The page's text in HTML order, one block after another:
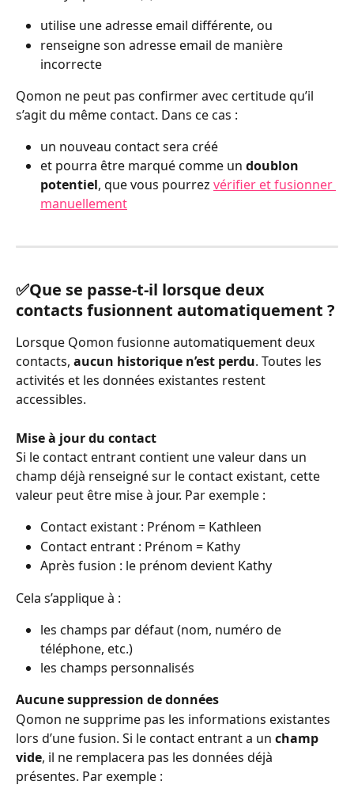
utilise une adresse email différente, ou
renseigne son adresse email de manière
incorrecte
Qomon ne peut pas confirmer avec certitude qu’il
s’agit du même contact. Dans ce cas :
un nouveau contact sera créé
et pourra être marqué comme un doublon
potentiel, que vous pourrez vérifier et fusionner
manuellement
✅Que se passe-t-il lorsque deux
contacts fusionnent automatiquement ?
Lorsque Qomon fusionne automatiquement deux
contacts, aucun historique n’est perdu. Toutes les
activités et les données existantes restent
accessibles.
Mise à jour du contact
Si le contact entrant contient une valeur dans un
champ déjà renseigné sur le contact existant, cette
valeur peut être mise à jour. Par exemple :
Contact existant : Prénom = Kathleen
Contact entrant : Prénom = Kathy
Après fusion : le prénom devient Kathy
Cela s’applique à :
les champs par défaut (nom, numéro de
téléphone, etc.)
les champs personnalisés
Aucune suppression de données
Qomon ne supprime pas les informations existantes
lors d’une fusion. Si le contact entrant a un champ
vide, il ne remplacera pas les données déjà
présentes. Par exemple :